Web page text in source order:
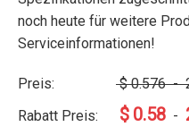
noch heute für weitere
Serviceinformationen!
Preis: $ 0.576 -
Rabatt Preis:
$ 0.58 -